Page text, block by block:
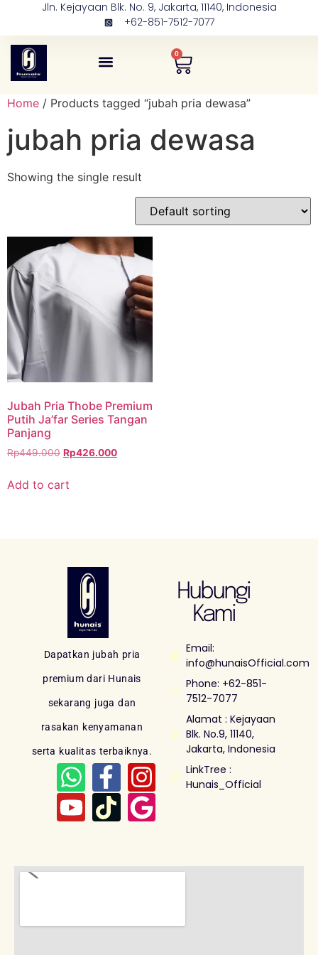
Jln. Kejayaan Blk. No. 9, Jakarta, 11140, Indonesia
+62-851-7512-7077
0
Home / Products tagged “jubah pria dewasa”
jubah pria dewasa
Showing the single result
Jubah Pria Thobe Premium
Putih Ja’far Series Tangan
Panjang
Rp449.000 Rp426.000
Add to cart
Dapatkan jubah pria
premium dari Hunais
sekarang juga dan
rasakan kenyamanan
serta kualitas terbaiknya.
Hubungi
Kami
Email:
info@hunaisOfficial.com
Phone: +62-851-
7512-7077
Alamat : Kejayaan
Blk. No.9, 11140,
Jakarta, Indonesia
LinkTree :
Hunais_Official